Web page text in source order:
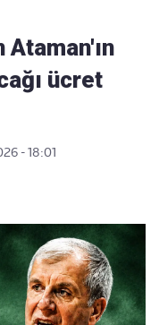
ücret
- 18:01